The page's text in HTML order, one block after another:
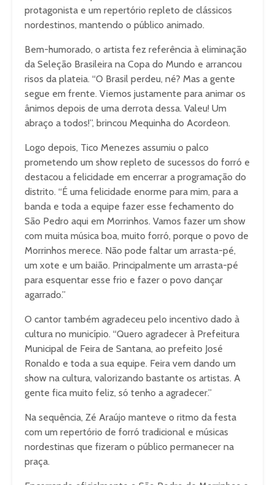
protagonista e um repertório repleto de clássicos
nordestinos, mantendo o público animado.
Bem-humorado, o artista fez referência à eliminação
da Seleção Brasileira na Copa do Mundo e arrancou
risos da plateia. “O Brasil perdeu, né? Mas a gente
segue em frente. Viemos justamente para animar os
ânimos depois de uma derrota dessa. Valeu! Um
abraço a todos!”, brincou Mequinha do Acordeon.
Logo depois, Tico Menezes assumiu o palco
prometendo um show repleto de sucessos do forró e
destacou a felicidade em encerrar a programação do
distrito. “É uma felicidade enorme para mim, para a
banda e toda a equipe fazer esse fechamento do
São Pedro aqui em Morrinhos. Vamos fazer um show
com muita música boa, muito forró, porque o povo de
Morrinhos merece. Não pode faltar um arrasta-pé,
um xote e um baião. Principalmente um arrasta-pé
para esquentar esse frio e fazer o povo dançar
agarrado.”
O cantor também agradeceu pelo incentivo dado à
cultura no município. “Quero agradecer à Prefeitura
Municipal de Feira de Santana, ao prefeito José
Ronaldo e toda a sua equipe. Feira vem dando um
show na cultura, valorizando bastante os artistas. A
gente fica muito feliz, só tenho a agradecer.”
Na sequência, Zé Araújo manteve o ritmo da festa
com um repertório de forró tradicional e músicas
nordestinas que fizeram o público permanecer na
praça.